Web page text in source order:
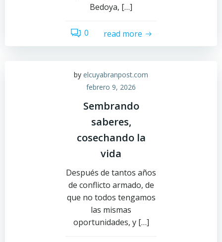
Bedoya, […]
0 read more
by elcuyabranpost.com
febrero 9, 2026
Sembrando
saberes,
cosechando la
vida
Después de tantos años
de conflicto armado, de
que no todos tengamos
las mismas
oportunidades, y […]